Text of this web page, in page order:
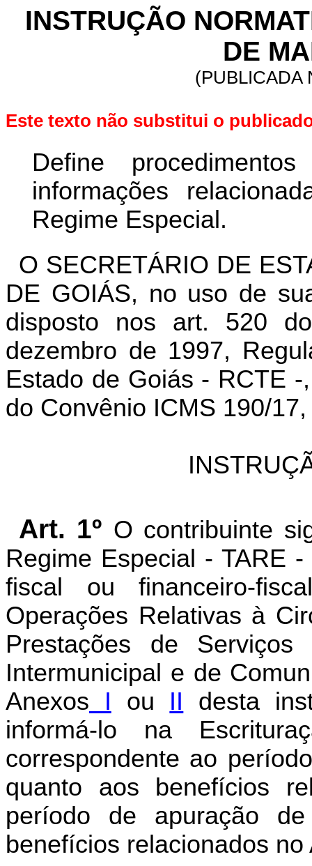
INSTRUÇÃO
DE
(PUBLICADA
Este texto não substitui o
Define
informações
Regime Especial.
O SECRETÁRIO DE
DE GOIÁS, no uso de
disposto nos art. 520
dezembro de 1997,
Estado de Goiás - RCTE
do Convênio ICMS 190/
Art. 1º O contribuinte
Regime Especial - TARE
fiscal ou financeiro-
Operações Relativas à
Prestações de
Intermunicipal e de
Anexos I ou II desta
informá-lo na
correspondente ao
quanto aos benefícios
período de apuração
benefícios relacionados no